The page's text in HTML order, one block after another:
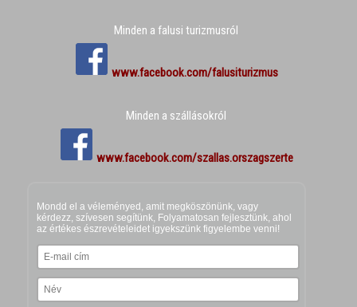
Minden a falusi turizmusról
www.facebook.com/falusiturizmus
Minden a szállásokról
www.facebook.com/szallas.orszagszerte